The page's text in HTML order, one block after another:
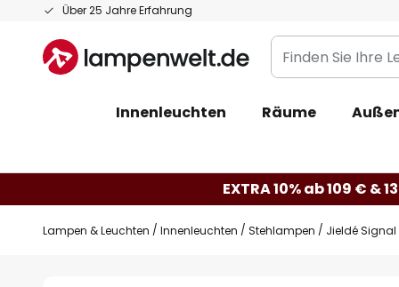
Über 25 Jahre Erfahrung
Zum
springen
Finden
Sie
Leuchte...
Innenleuchten Räume
EXTRA 10% ab 109 € &
Lampen & Leuchten Innenleuchten Stehlampen Jieldé